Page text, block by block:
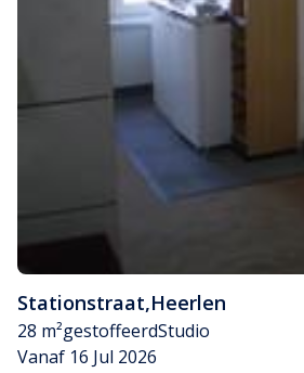
Stationstraat,Heerlen
28 m²gestoffeerdStudio
Vanaf 16 Jul 2026